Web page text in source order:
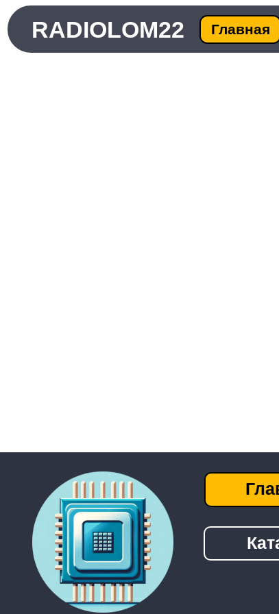
Главная
RADIOLOM22
Каталог